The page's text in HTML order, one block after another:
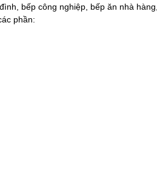
bếp công nghiệp, bếp ăn nhà
phần: